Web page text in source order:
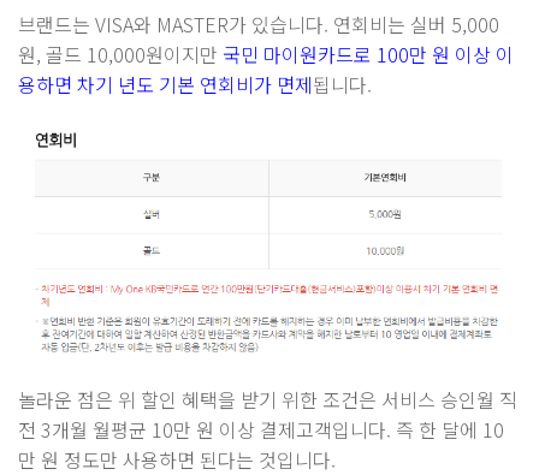
브랜드는 VISA와 MASTER가 있습니다. 연회비는 실버 5,000
원, 골드 10,000원이지만 국민 마이원카드로 100만 원 이상 이
용하면 차기 년도 기본 연회비가 면제됩니다.
놀라운 점은 위 할인 혜택을 받기 위한 조건은 서비스 승인월 직
전 3개월 월평균 10만 원 이상 결제고객입니다. 즉 한 달에 10
만 원 정도만 사용하면 된다는 것입니다.